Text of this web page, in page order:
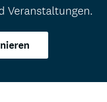
Veranstaltungen.